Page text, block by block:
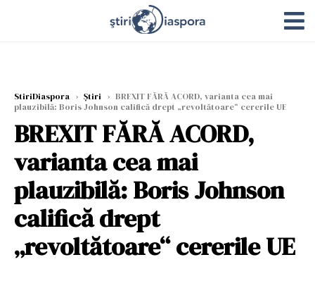
StiriDiaspora › Știri › BREXIT FĂRĂ ACORD, varianta cea mai
plauzibilă: Boris Johnson califică drept „revoltătoare“ cererile UE
BREXIT FĂRĂ ACORD,
varianta cea mai
plauzibilă: Boris Johnson
califică drept
„revoltătoare“ cererile UE